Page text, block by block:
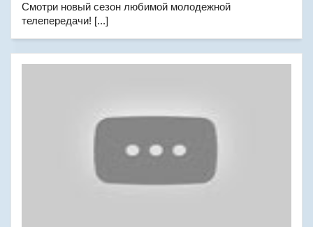
Смотри новый сезон любимой молодежной
телепередачи! [...]